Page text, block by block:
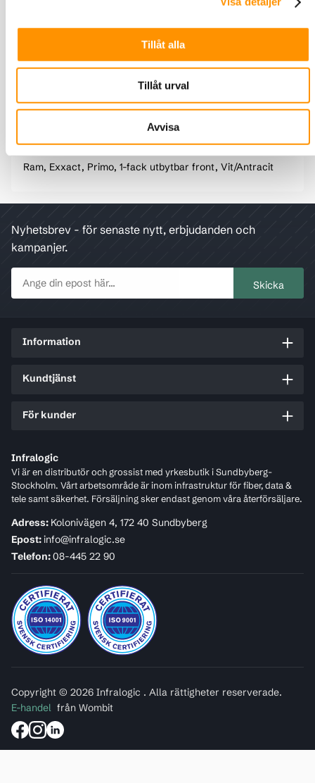
Tillåt alla
Tillåt urval
Avvisa
Ram, Exxact, Primo, 1-fack utbytbar front, Vit/Antracit
Nyhetsbrev - för senaste nytt, erbjudanden och
kampanjer.
Infralogic
Vi är en distributör och grossist med yrkesbutik i Sundbyberg-
Stockholm. Vårt arbetsområde är inom infrastruktur för fiber, data &
tele samt säkerhet. Försäljning sker endast genom våra återförsäljare.
Adress: Kolonivägen 4, 172 40 Sundbyberg
Epost:info@infralogic.se
Telefon:08-445 22 90
Information
Kundtjänst
För kunder
Copyright © 2026 Infralogic . Alla rättigheter reserverade.
E-handel från Wombit